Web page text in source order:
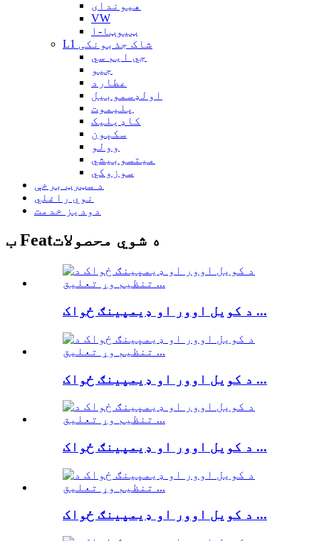
هیوندای
VW
ټیوټا-۱
L1 شاک جذبونکی
جي ايم سي
جیو
عطارد
اولډسموبیل
پلیموت
کاډیلیک
سکېون
وولو
میتسوبیشي
سوزوکي
د سټرټ برخې
نوي راغلي
دودیز خدمت
ب Featه شوي محصولات
د کویل اوور او ډیمپینګ ځواک ...
د کویل اوور او ډیمپینګ ځواک ...
د کویل اوور او ډیمپینګ ځواک ...
د کویل اوور او ډیمپینګ ځواک ...